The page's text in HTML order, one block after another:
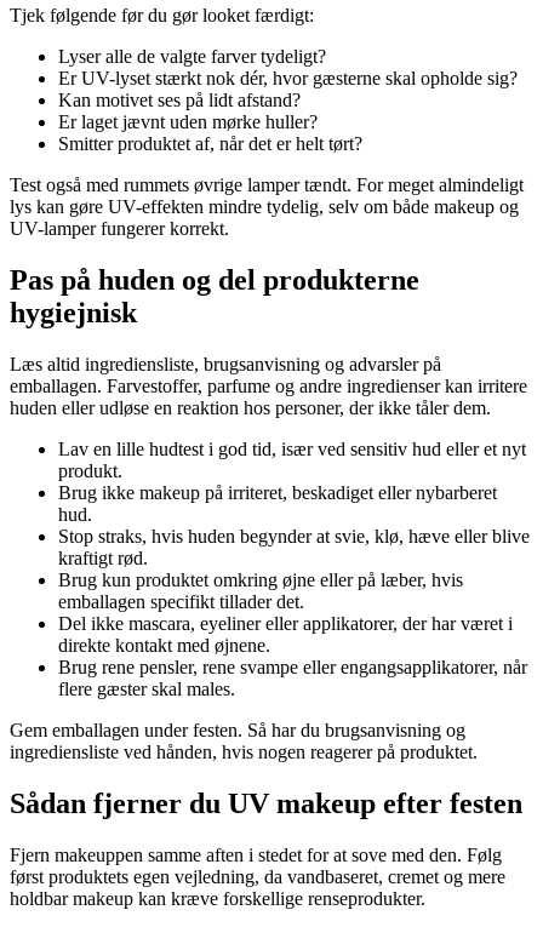
Tjek følgende før du gør looket færdigt:
Lyser alle de valgte farver tydeligt?
Er UV-lyset stærkt nok dér, hvor gæsterne skal opholde sig?
Kan motivet ses på lidt afstand?
Er laget jævnt uden mørke huller?
Smitter produktet af, når det er helt tørt?
Test også med rummets øvrige lamper tændt. For meget almindeligt
lys kan gøre UV-effekten mindre tydelig, selv om både makeup og
UV-lamper fungerer korrekt.
Pas på huden og del produkterne
hygiejnisk
Læs altid ingrediensliste, brugsanvisning og advarsler på
emballagen. Farvestoffer, parfume og andre ingredienser kan irritere
huden eller udløse en reaktion hos personer, der ikke tåler dem.
Lav en lille hudtest i god tid, især ved sensitiv hud eller et nyt
produkt.
Brug ikke makeup på irriteret, beskadiget eller nybarberet
hud.
Stop straks, hvis huden begynder at svie, klø, hæve eller blive
kraftigt rød.
Brug kun produktet omkring øjne eller på læber, hvis
emballagen specifikt tillader det.
Del ikke mascara, eyeliner eller applikatorer, der har været i
direkte kontakt med øjnene.
Brug rene pensler, rene svampe eller engangsapplikatorer, når
flere gæster skal males.
Gem emballagen under festen. Så har du brugsanvisning og
ingrediensliste ved hånden, hvis nogen reagerer på produktet.
Sådan fjerner du UV makeup efter festen
Fjern makeuppen samme aften i stedet for at sove med den. Følg
først produktets egen vejledning, da vandbaseret, cremet og mere
holdbar makeup kan kræve forskellige renseprodukter.